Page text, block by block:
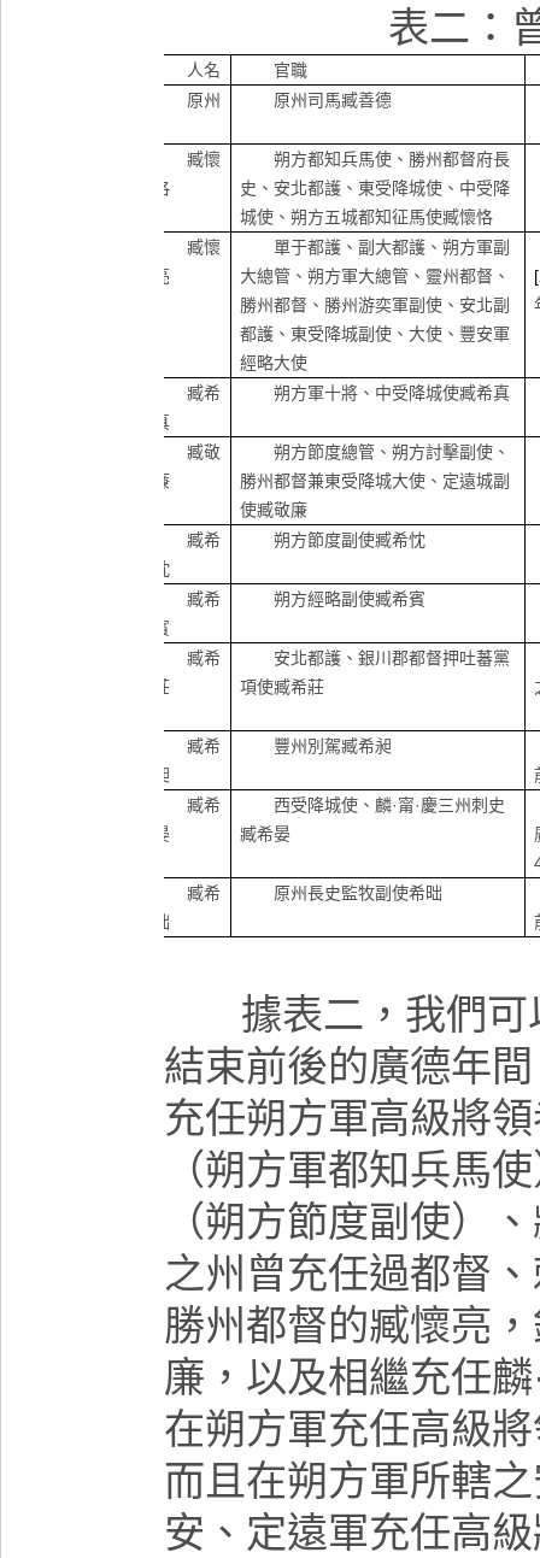
表二：
人名
官職
原州
原州司馬臧善德
臧懷
恪
朔方都知兵馬使、勝州都督府長
史、安北都護、東受降城使、中受降
城使、朔方五城都知征馬使臧懷恪
臧懷
亮
單于都護、副大都護、朔方軍副
大總管、朔方軍大總管、靈州都督、
勝州都督、勝州游奕軍副使、安北副
都護、東受降城副使、大使、豐安軍
經略大使
臧希
真
朔方軍十將、中受降城使臧希真
臧敬
廉
朔方節度總管、朔方討擊副使、
勝州都督兼東受降城大使、定遠城副
使臧敬廉
臧希
忱
朔方節度副使臧希忱
臧希
賓
朔方經略副使臧希賓
臧希
莊
安北都護、銀川郡都督押吐蕃黨
項使臧希莊
臧希
昶
豐州別駕臧希昶
臧希
晏
西受降城使、麟·甯·慶三州刺史
臧希晏
臧希
昢
原州長史監牧副使希昢
據表二，我們
結束前後的廣德年
充任朔方軍高級將
（朔方軍都知兵馬
（朔方節度副使）
之州曾充任過都督
勝州都督的臧懷亮
廉，以及相繼充任
在朔方軍充任高級
而且在朔方軍所轄
安、定遠軍充任高